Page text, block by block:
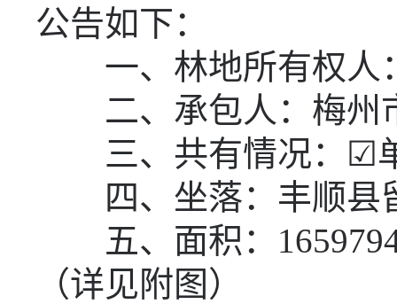
公告如下：
一、林地所有权人
二、承包人：梅州
三、共有情况：☑
四、坐落：丰顺
五、面积：
（详见附图）